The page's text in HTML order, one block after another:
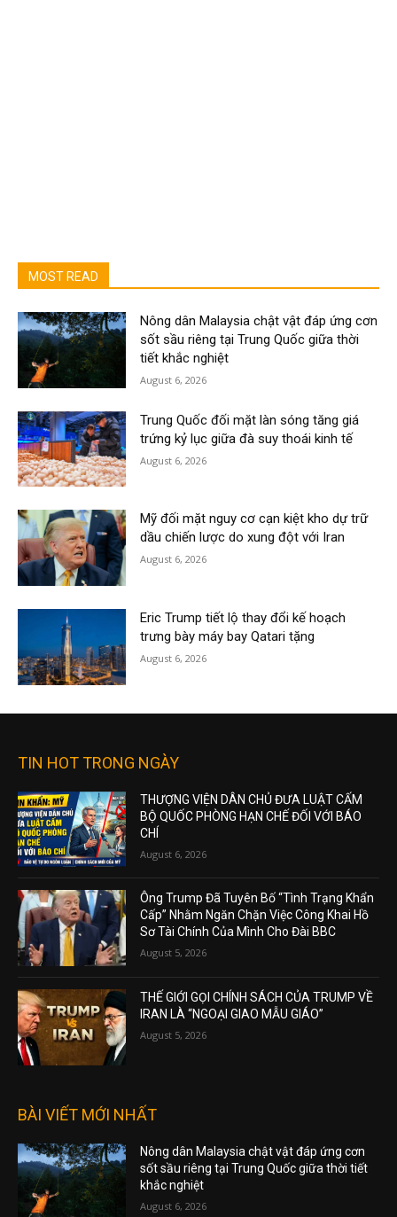
MOST READ
Nông dân Malaysia chật vật đáp ứng cơn
sốt sầu riêng tại Trung Quốc giữa thời
tiết khắc nghiệt
August 6, 2026
Trung Quốc đối mặt làn sóng tăng giá
trứng kỷ lục giữa đà suy thoái kinh tế
August 6, 2026
Mỹ đối mặt nguy cơ cạn kiệt kho dự trữ
dầu chiến lược do xung đột với Iran
August 6, 2026
Eric Trump tiết lộ thay đổi kế hoạch
trưng bày máy bay Qatari tặng
August 6, 2026
TIN HOT TRONG NGÀY
THƯỢNG VIỆN DÂN CHỦ ĐƯA LUẬT CẤM
BỘ QUỐC PHÒNG HẠN CHẾ ĐỐI VỚI BÁO
CHÍ
August 6, 2026
Ông Trump Đã Tuyên Bố “Tình Trạng Khẩn
Cấp” Nhằm Ngăn Chặn Việc Công Khai Hồ
Sơ Tài Chính Của Mình Cho Đài BBC
August 5, 2026
THẾ GIỚI GỌI CHÍNH SÁCH CỦA TRUMP VỀ
IRAN LÀ “NGOẠI GIAO MẪU GIÁO”
August 5, 2026
BÀI VIẾT MỚI NHẤT
Nông dân Malaysia chật vật đáp ứng cơn
sốt sầu riêng tại Trung Quốc giữa thời tiết
khắc nghiệt
August 6, 2026